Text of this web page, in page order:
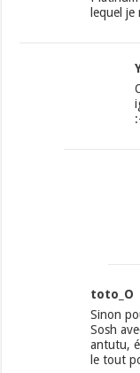
lequel
toto_O
Sinon
Sosh
antutu,
le tout